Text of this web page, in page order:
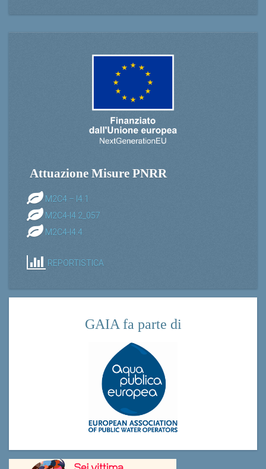
Attuazione Misure PNRR
M2C4 – I4.1
M2C4-I4.2_057
M2C4-I4.4
REPORTISTICA
GAIA fa parte di